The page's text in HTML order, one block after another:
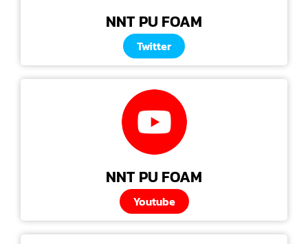
NNT PU FOAM
Twitter
NNT PU FOAM
Youtube